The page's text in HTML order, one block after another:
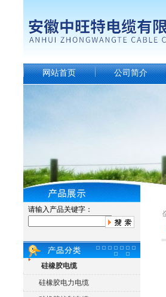
网站首页 公司简介
请输入产品关键字：
硅橡胶电缆
硅橡胶电力电缆